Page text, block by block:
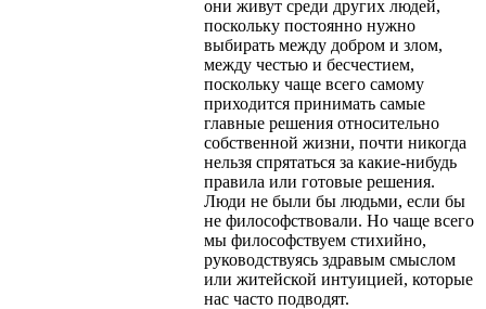
они живут среди других людей,
поскольку постоянно нужно
выбирать между добром и злом,
между честью и бесчестием,
поскольку чаще всего самому
приходится принимать самые
главные решения относительно
собственной жизни, почти никогда
нельзя спрятаться за какие-нибудь
правила или готовые решения.
Люди не были бы людьми, если бы
не философствовали. Но чаще всего
мы философствуем стихийно,
руководствуясь здравым смыслом
или житейской интуицией, которые
нас часто подводят.